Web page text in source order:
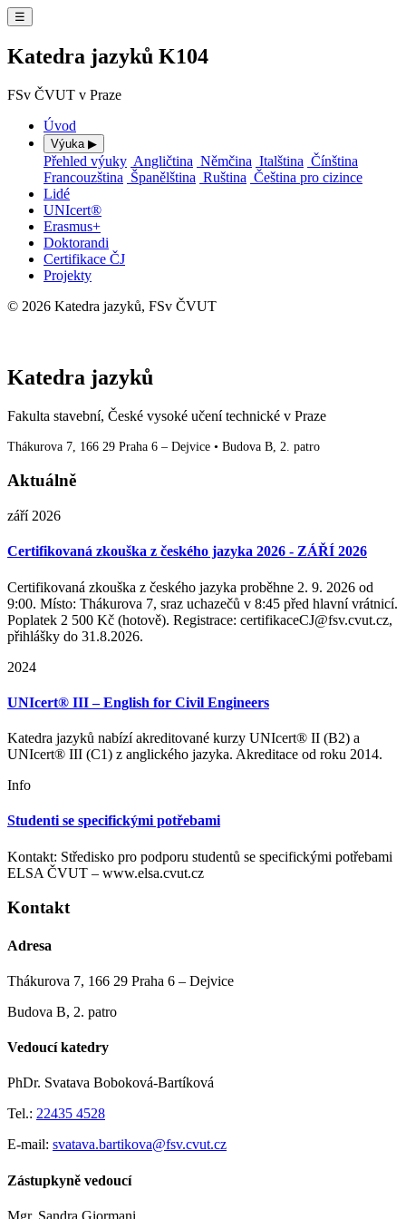
☰
Katedra jazyků K104
FSv ČVUT v Praze
Úvod
Výuka ▶
Přehled výuky Angličtina Němčina Italština Čínština
Francouzština Španělština Ruština Čeština pro cizince
Lidé
UNIcert®
Erasmus+
Doktorandi
Certifikace ČJ
Projekty
© 2026 Katedra jazyků, FSv ČVUT
Katedra jazyků
Fakulta stavební, České vysoké učení technické v Praze
Thákurova 7, 166 29 Praha 6 – Dejvice • Budova B, 2. patro
Aktuálně
září 2026
Certifikovaná zkouška z českého jazyka 2026 - ZÁŘÍ 2026
Certifikovaná zkouška z českého jazyka proběhne 2. 9. 2026 od
9:00. Místo: Thákurova 7, sraz uchazečů v 8:45 před hlavní vrátnicí.
Poplatek 2 500 Kč (hotově). Registrace: certifikaceCJ@fsv.cvut.cz,
přihlášky do 31.8.2026.
2024
UNIcert® III – English for Civil Engineers
Katedra jazyků nabízí akreditované kurzy UNIcert® II (B2) a
UNIcert® III (C1) z anglického jazyka. Akreditace od roku 2014.
Info
Studenti se specifickými potřebami
Kontakt: Středisko pro podporu studentů se specifickými potřebami
ELSA ČVUT – www.elsa.cvut.cz
Kontakt
Adresa
Thákurova 7, 166 29 Praha 6 – Dejvice
Budova B, 2. patro
Vedoucí katedry
PhDr. Svatava Boboková-Bartíková
Tel.: 22435 4528
E-mail: svatava.bartikova@fsv.cvut.cz
Zástupkyně vedoucí
Mgr. Sandra Giormani